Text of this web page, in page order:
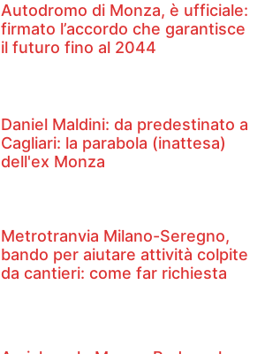
Autodromo di Monza, è ufficiale:
firmato l’accordo che garantisce
il futuro fino al 2044
Daniel Maldini: ​da predestinato a
Cagliari: la parabola (inattesa)
dell'ex Monza
Metrotranvia Milano-Seregno,
bando per aiutare attività colpite
da cantieri: come far richiesta